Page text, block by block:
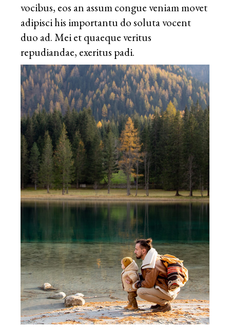
vocibus, eos an assum congue veniam movet
adipisci his importantu do soluta vocent
duo ad. Mei et quaeque veritus
repudiandae, exeritus padi.